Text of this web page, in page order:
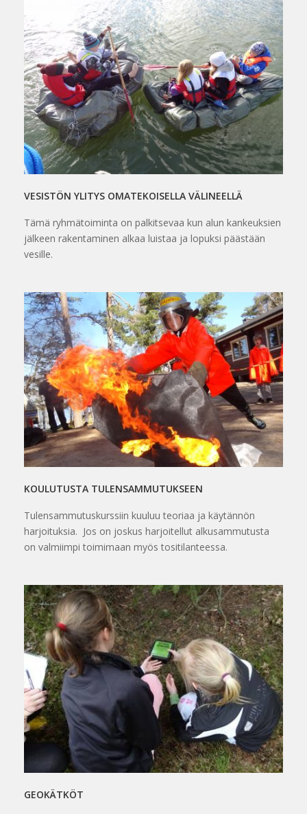
VESISTÖN YLITYS OMATEKOISELLA VÄLINEELLÄ
Tämä ryhmätoiminta on palkitsevaa kun alun kankeuksien
jälkeen rakentaminen alkaa luistaa ja lopuksi päästään
vesille.
KOULUTUSTA TULENSAMMUTUKSEEN
Tulensammutuskurssiin kuuluu teoriaa ja käytännön
harjoituksia. Jos on joskus harjoitellut alkusammutusta
on valmiimpi toimimaan myös tositilanteessa.
GEOKÄTKÖT